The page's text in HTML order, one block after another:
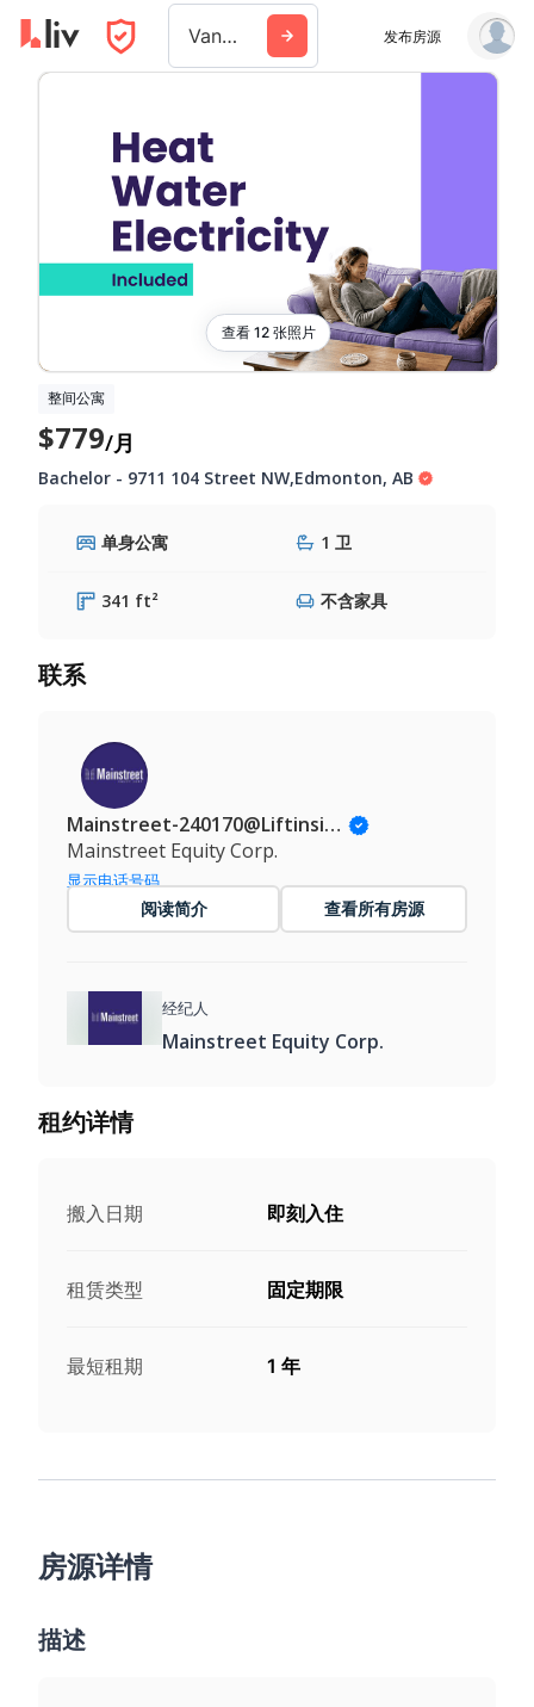
Vancouver 发布房源
查看 12 张照片
整间公寓
$779/月
Bachelor - 9711 104 Street NW,Edmonton, AB
单身公寓 1 卫
341 ft² 不含家具
联系
Mainstreet-240170@Liftinsights.com
Mainstreet Equity Corp.
显示电话号码
阅读简介 查看所有房源
经纪人
Mainstreet Equity Corp.
租约详情
搬入日期 即刻入住
租赁类型 固定期限
最短租期 1 年
房源详情
描述